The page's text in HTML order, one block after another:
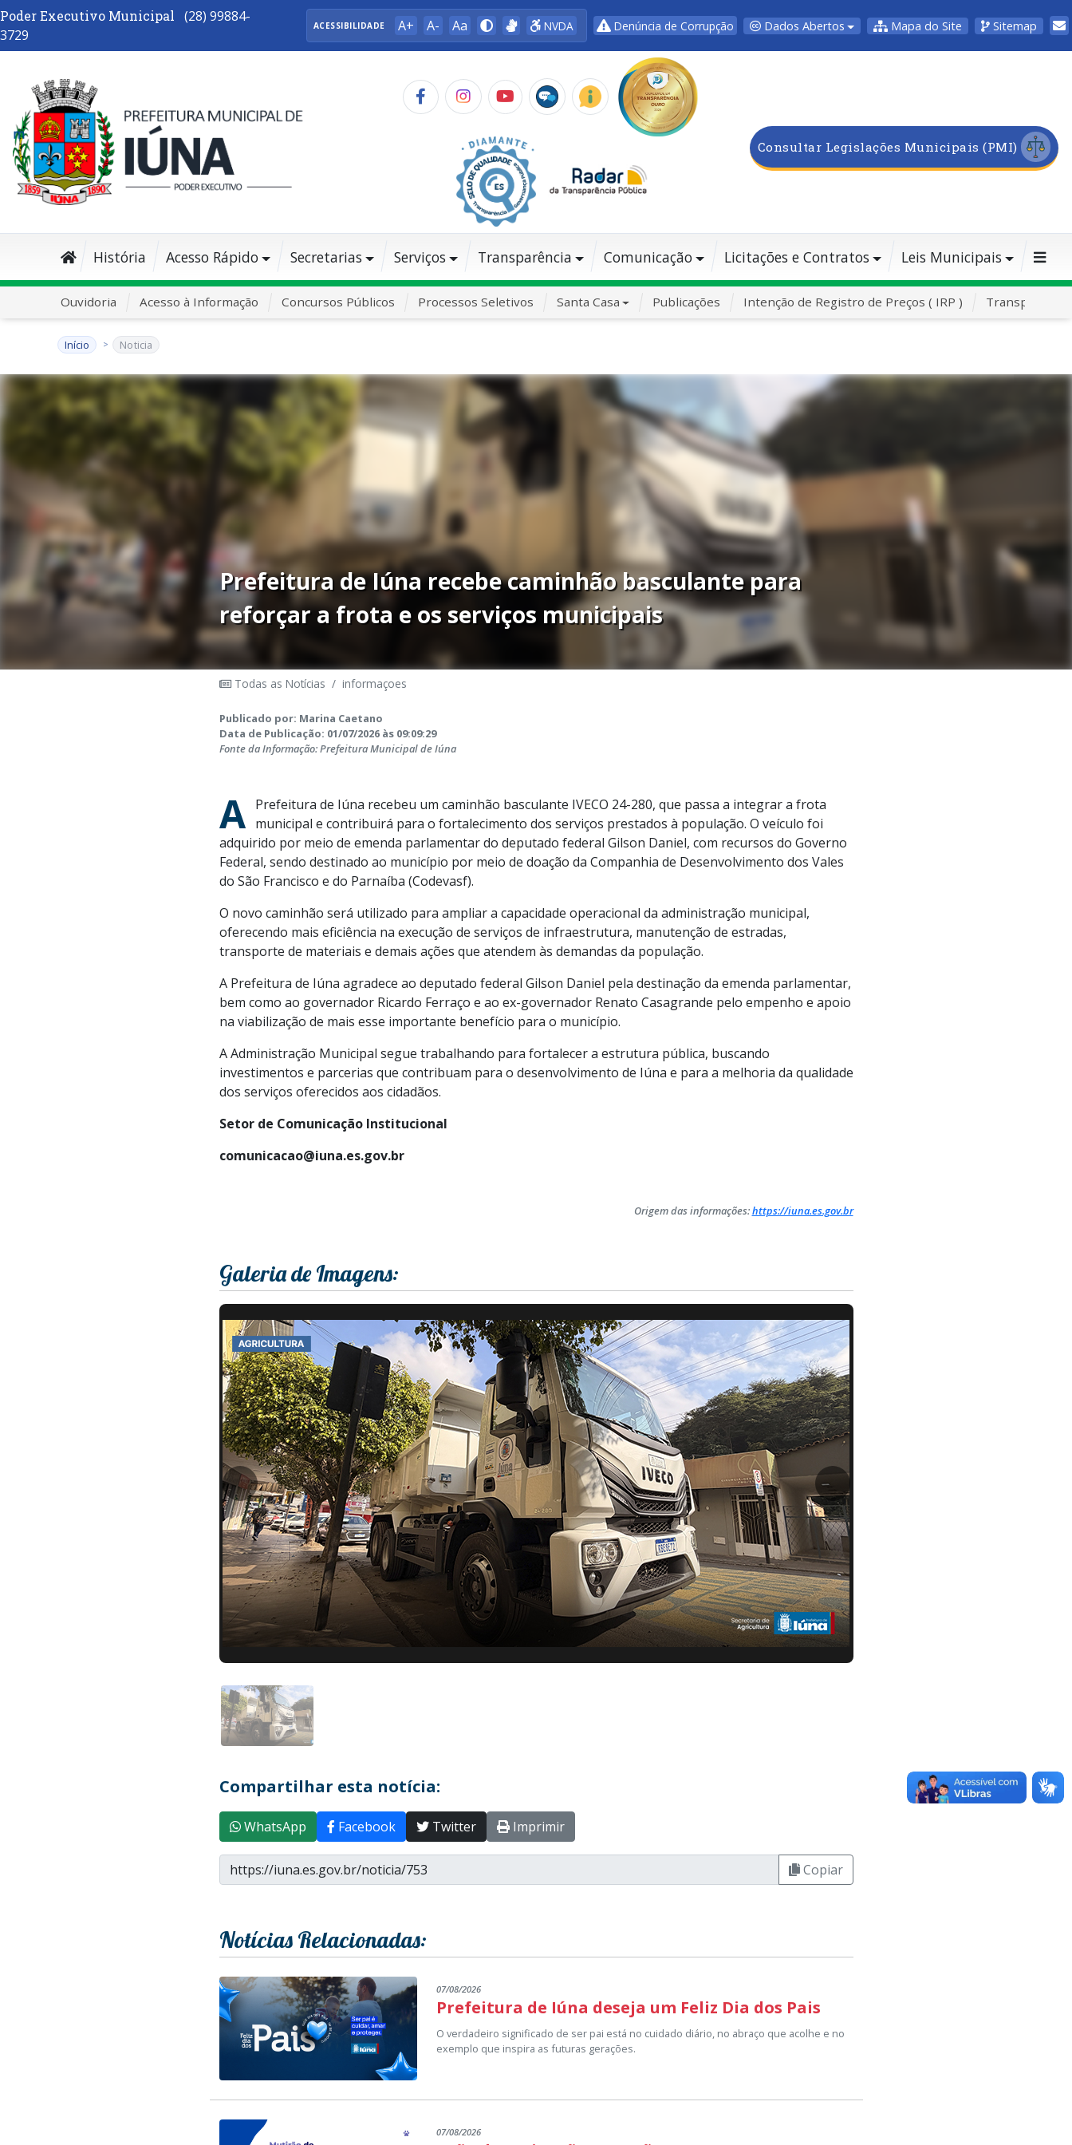
Poder Executivo Municipal
(28) 99884-
3729
ACESSIBILIDADE A+ A- Aa NVDA Denúncia de Corrupção Dados Abertos Mapa do Site Sitemap
Consultar Legislações Municipais (PMI)
História Acesso Rápido Secretarias Serviços Transparência Comunicação Licitações e Contratos Leis Municipais
Ouvidoria Acesso à Informação Concursos Públicos Processos Seletivos Santa Casa Publicações Intenção de Registro de Preços ( IRP ) Transporte
Início Noticia
Prefeitura de Iúna recebe caminhão basculante para
reforçar a frota e os serviços municipais
Todas as Notícias / informaçoes
Publicado por: Marina Caetano
Data de Publicação: 01/07/2026 às 09:09:29
Fonte da Informação: Prefeitura Municipal de Iúna
A
Prefeitura de Iúna recebeu um caminhão basculante IVECO 24-280, que passa a integrar a frota
municipal e contribuirá para o fortalecimento dos serviços prestados à população. O veículo foi
adquirido por meio de emenda parlamentar do deputado federal Gilson Daniel, com recursos do Governo
Federal, sendo destinado ao município por meio de doação da Companhia de Desenvolvimento dos Vales
do São Francisco e do Parnaíba (Codevasf).
O novo caminhão será utilizado para ampliar a capacidade operacional da administração municipal,
oferecendo mais eficiência na execução de serviços de infraestrutura, manutenção de estradas,
transporte de materiais e demais ações que atendem às demandas da população.
A Prefeitura de Iúna agradece ao deputado federal Gilson Daniel pela destinação da emenda parlamentar,
bem como ao governador Ricardo Ferraço e ao ex-governador Renato Casagrande pelo empenho e apoio
na viabilização de mais esse importante benefício para o município.
A Administração Municipal segue trabalhando para fortalecer a estrutura pública, buscando
investimentos e parcerias que contribuam para o desenvolvimento de Iúna e para a melhoria da qualidade
dos serviços oferecidos aos cidadãos.
Setor de Comunicação Institucional
comunicacao@iuna.es.gov.br
Origem das informações:https://iuna.es.gov.br
Galeria de Imagens:
Compartilhar esta notícia:
WhatsApp Facebook Twitter Imprimir
Copiar
Notícias Relacionadas:
07/08/2026
Prefeitura de Iúna deseja um Feliz Dia dos Pais
O verdadeiro significado de ser pai está no cuidado diário, no abraço que acolhe e no
exemplo que inspira as futuras gerações.
07/08/2026